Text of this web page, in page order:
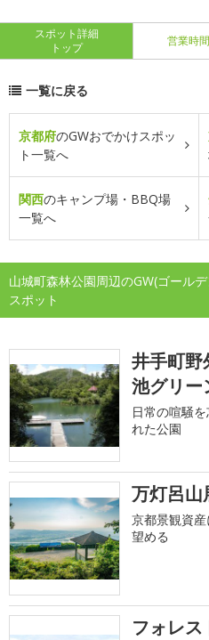
スポット詳細
トップ
営業時
一覧に戻る
京都府のGWおでかけスポッ
ト一覧へ
関西のキャンプ場・BBQ場
一覧へ
山城町森林公園周辺のGW(ゴール
スポット
井手町野
池グリー
日常の喧騒
れた公園
万灯呂山
京都景観資
望める
フォレス